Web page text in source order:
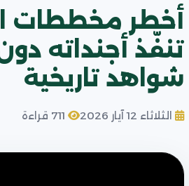
أخطر مخططات
تنفّذ أجنداته
شواهد تاريخية
الثلاثاء 12 آيار 2026